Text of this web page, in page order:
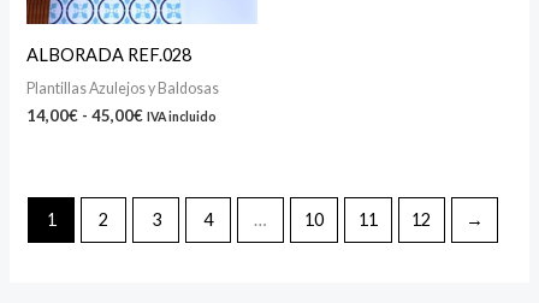
ALBORADA REF.028
Plantillas Azulejos y Baldosas
14,00€ - 45,00€ IVA incluido
1 2 3 4 … 10 11 12 →